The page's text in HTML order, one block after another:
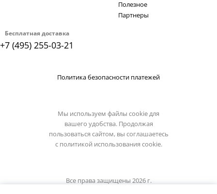
Бесплатная доставка
+7 (495) 255-03-21
Полезное
Партнеры
Политика безопасности платежей
Мы используем файлы cookie для
вашего удобства. Продолжая
пользоваться сайтом, вы соглашаетесь
с политикой использования cookie.
Все права защищены 2026 г.